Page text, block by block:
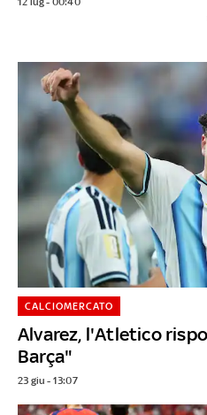
Alvarez, l'Atletico
Barça"
CALCIOMERCATO
23 giu - 13:07